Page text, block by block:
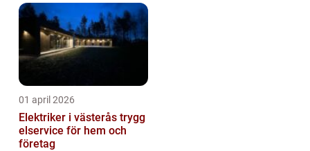
01 april 2026
Elektriker i västerås trygg
elservice för hem och
företag